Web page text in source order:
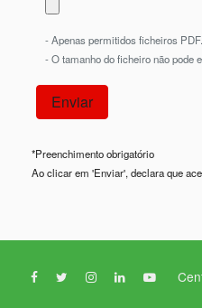
- Apenas permitidos ficheiros PDF.
- O tamanho do ficheiro não pode
*Preenchimento obrigatório
Ao clicar em 'Enviar', declara que